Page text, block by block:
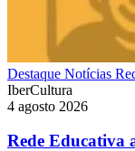
Destaque Notícias
IberCultura
4 agosto 2026
Rede Educativa